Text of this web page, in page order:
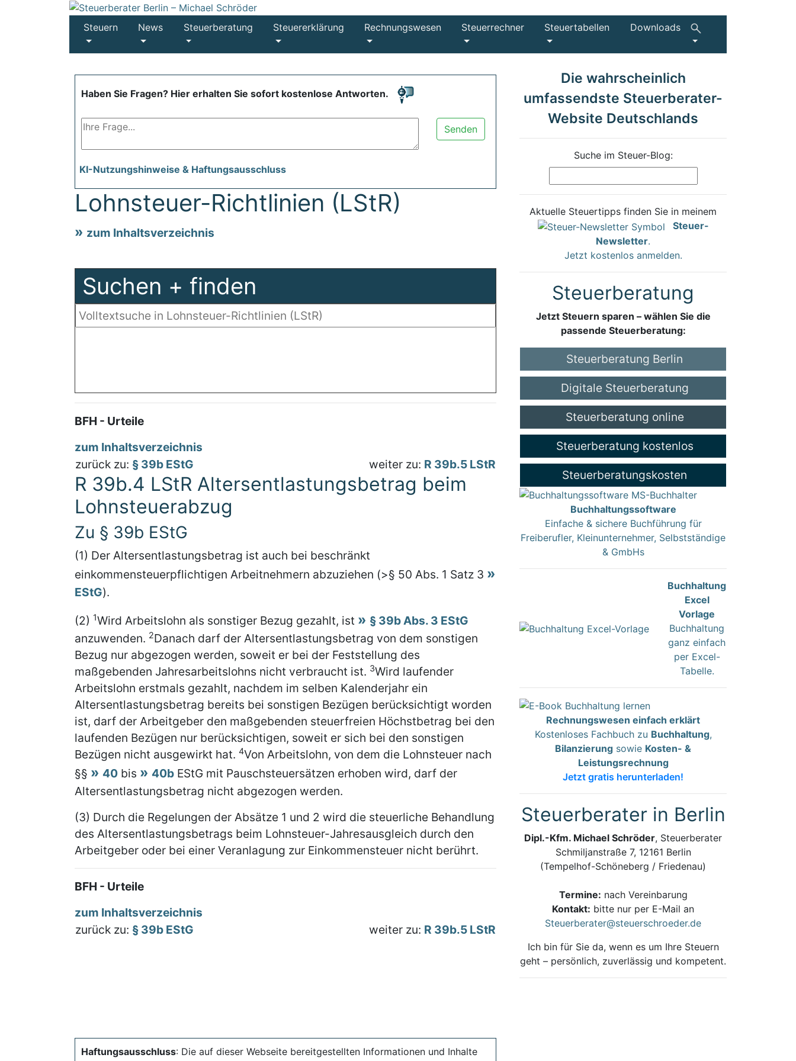
Steuern News Steuerberatung Steuererklärung Rechnungswesen Steuerrechner Steuertabellen Downloads
Haben Sie Fragen? Hier erhalten Sie sofort kostenlose Antworten.
Senden
KI-Nutzungshinweise & Haftungsausschluss
Lohnsteuer-Richtlinien (LStR)
zum Inhaltsverzeichnis
Suchen + finden
BFH - Urteile
zum Inhaltsverzeichnis
zurück zu: § 39b EStG weiter zu: R 39b.5 LStR
R 39b.4 LStR Altersentlastungsbetrag beim
Lohnsteuerabzug
Zu § 39b EStG
(1) Der Altersentlastungsbetrag ist auch bei beschränkt
einkommensteuerpflichtigen Arbeitnehmern abzuziehen (>§ 50 Abs. 1 Satz 3
EStG).
(2) 1Wird Arbeitslohn als sonstiger Bezug gezahlt, ist
§ 39b Abs. 3 EStG
anzuwenden. 2Danach darf der Altersentlastungsbetrag von dem sonstigen
Bezug nur abgezogen werden, soweit er bei der Feststellung des
maßgebenden Jahresarbeitslohns nicht verbraucht ist. 3Wird laufender
Arbeitslohn erstmals gezahlt, nachdem im selben Kalenderjahr ein
Altersentlastungsbetrag bereits bei sonstigen Bezügen berücksichtigt worden
ist, darf der Arbeitgeber den maßgebenden steuerfreien Höchstbetrag bei den
laufenden Bezügen nur berücksichtigen, soweit er sich bei den sonstigen
Bezügen nicht ausgewirkt hat. 4Von Arbeitslohn, von dem die Lohnsteuer nach
§§
40 bis 40b EStG mit Pauschsteuersätzen erhoben wird, darf der
Altersentlastungsbetrag nicht abgezogen werden.
(3) Durch die Regelungen der Absätze 1 und 2 wird die steuerliche Behandlung
des Altersentlastungsbetrags beim Lohnsteuer-Jahresausgleich durch den
Arbeitgeber oder bei einer Veranlagung zur Einkommensteuer nicht berührt.
BFH - Urteile
zum Inhaltsverzeichnis
zurück zu: § 39b EStG weiter zu: R 39b.5 LStR
Haftungsausschluss: Die auf dieser Webseite bereitgestellten Informationen und Inhalte
Die wahrscheinlich
umfassendste Steuerberater-
Website Deutschlands
Suche im Steuer-Blog:
Aktuelle Steuertipps finden Sie in meinem
Steuer-
Newsletter.
Jetzt kostenlos anmelden.
Steuerberatung
Jetzt Steuern sparen – wählen Sie die
passende Steuerberatung:
Steuerberatung Berlin
Digitale Steuerberatung
Steuerberatung online
Steuerberatung kostenlos
Steuerberatungskosten
Buchhaltungssoftware
Einfache & sichere Buchführung für
Freiberufler, Kleinunternehmer, Selbstständige
& GmbHs
Buchhaltung
Excel
Vorlage
Buchhaltung
ganz einfach
per Excel-
Tabelle.
Rechnungswesen einfach erklärt
Kostenloses Fachbuch zu Buchhaltung,
Bilanzierung sowie Kosten- &
Leistungsrechnung
Jetzt gratis herunterladen!
Steuerberater in Berlin
Dipl.-Kfm. Michael Schröder, Steuerberater
Schmiljanstraße 7, 12161 Berlin
(Tempelhof-Schöneberg / Friedenau)
Termine: nach Vereinbarung
Kontakt: bitte nur per E-Mail an
Steuerberater@steuerschroeder.de
Ich bin für Sie da, wenn es um Ihre Steuern
geht – persönlich, zuverlässig und kompetent.